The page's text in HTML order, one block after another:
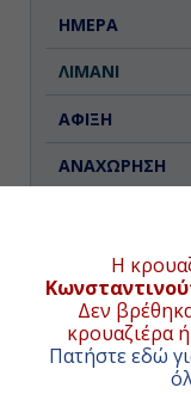
Η
Δεν
κρουαζιέρα
Πατήστε εδώ
ΧΑΡΤΗΣ
Συνολική